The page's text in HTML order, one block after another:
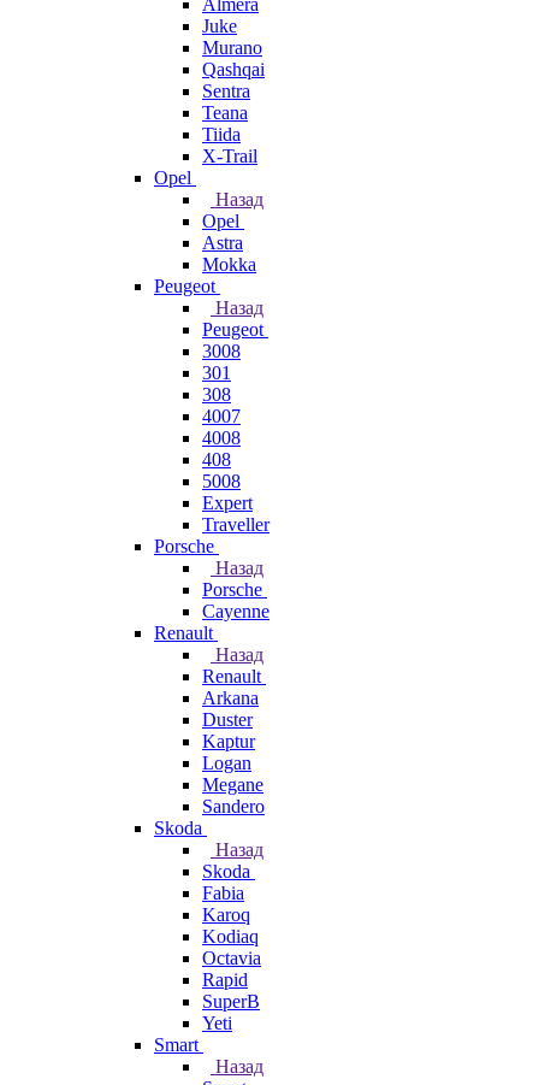
Almera
Juke
Murano
Qashqai
Sentra
Teana
Tiida
X-Trail
Opel
Назад
Opel
Astra
Mokka
Peugeot
Назад
Peugeot
3008
301
308
4007
4008
408
5008
Expert
Traveller
Porsche
Назад
Porsche
Cayenne
Renault
Назад
Renault
Arkana
Duster
Kaptur
Logan
Megane
Sandero
Skoda
Назад
Skoda
Fabia
Karoq
Kodiaq
Octavia
Rapid
SuperB
Yeti
Smart
Назад